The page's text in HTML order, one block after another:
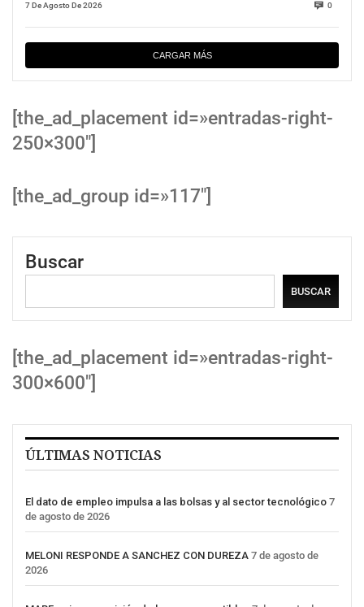
7 De Agosto De 2026 0
CARGAR MÁS
[the_ad_placement id=»entradas-right-
250×300″]
[the_ad_group id=»117″]
Buscar
BUSCAR
[the_ad_placement id=»entradas-right-
300×600″]
ÚLTIMAS NOTICIAS
El dato de empleo impulsa a las bolsas y al sector tecnológico 7
de agosto de 2026
MELONI RESPONDE A SANCHEZ CON DUREZA 7 de agosto de
2026